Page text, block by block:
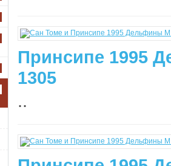
Принсипe 1995
1305
..